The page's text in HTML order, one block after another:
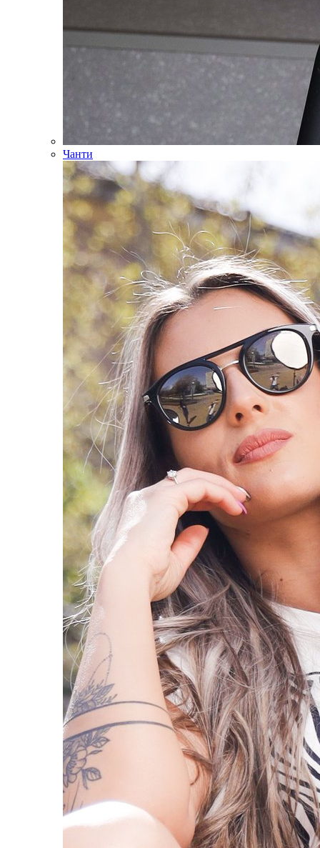
Чанти